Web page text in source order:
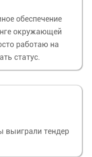
обеспечение
окружающей
работаю на
статус.
выиграли тендер